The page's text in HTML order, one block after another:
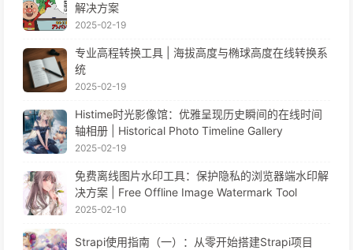
解决方案
2025-02-19
专业高程转换工具 | 海拔高度与椭球高度在线转换系
统
2025-02-19
Histime时光影像馆：优雅呈现历史瞬间的在线时间
轴相册 | Historical Photo Timeline Gallery
2025-02-19
免费离线图片水印工具：保护隐私的浏览器端水印解
决方案 | Free Offline Image Watermark Tool
2025-02-10
Strapi使用指南（一）：从零开始搭建Strapi项目